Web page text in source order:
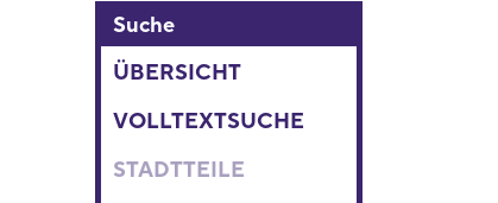
Suche
ÜBERSICHT
VOLLTEXTSUCHE
STADTTEILE